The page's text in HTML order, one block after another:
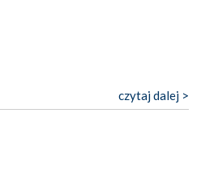
czytaj dalej >